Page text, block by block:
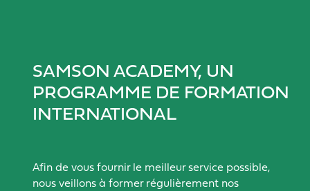
SAMSON ACADEMY, UN
PROGRAMME DE FORMATION
INTERNATIONAL
Afin de vous fournir le meilleur service possible,
nous veillons à former régulièrement nos